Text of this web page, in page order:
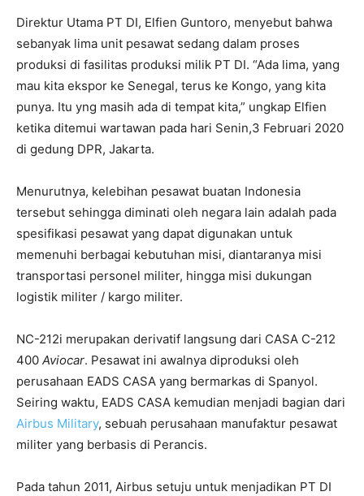
Direktur Utama PT DI, Elfien Guntoro, menyebut bahwa
sebanyak lima unit pesawat sedang dalam proses
produksi di fasilitas produksi milik PT DI. “Ada lima, yang
mau kita ekspor ke Senegal, terus ke Kongo, yang kita
punya. Itu yng masih ada di tempat kita,” ungkap Elfien
ketika ditemui wartawan pada hari Senin,3 Februari 2020
di gedung DPR, Jakarta.
Menurutnya, kelebihan pesawat buatan Indonesia
tersebut sehingga diminati oleh negara lain adalah pada
spesifikasi pesawat yang dapat digunakan untuk
memenuhi berbagai kebutuhan misi, diantaranya misi
transportasi personel militer, hingga misi dukungan
logistik militer / kargo militer.
NC-212i merupakan derivatif langsung dari CASA C-212
400 Aviocar. Pesawat ini awalnya diproduksi oleh
perusahaan EADS CASA yang bermarkas di Spanyol.
Seiring waktu, EADS CASA kemudian menjadi bagian dari
Airbus Military, sebuah perusahaan manufaktur pesawat
militer yang berbasis di Perancis.
Pada tahun 2011, Airbus setuju untuk menjadikan PT DI